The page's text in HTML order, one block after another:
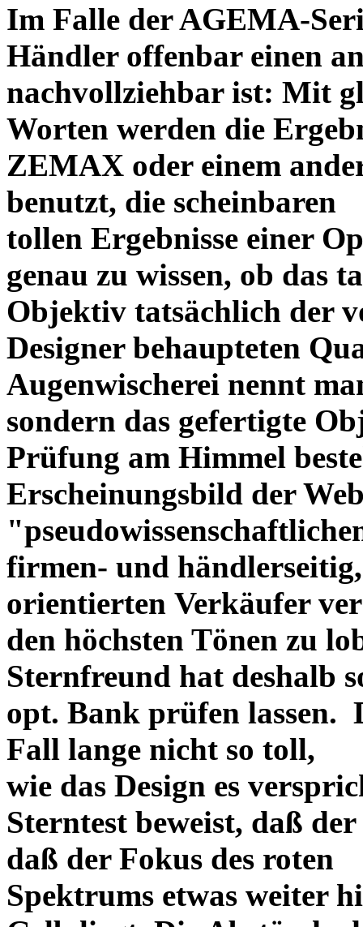
Im Falle der AGEMA-
Händler offenbar einen
nachvollziehbar ist: Mit
Worten werden die
ZEMAX oder einem
benutzt, die scheinbaren
tollen Ergebnisse einer
genau zu wissen, ob das
Objektiv tatsächlich der
Designer behaupteten
Augenwischerei nennt
sondern das gefertigte
Prüfung am Himmel
Erscheinungsbild der
firmen- und
orientierten Verkäufer
den höchsten Tönen zu
Sternfreund hat deshalb
opt. Bank prüfen lassen.
Fall lange nicht so toll,
wie das Design es
Sterntest beweist, daß
daß der Fokus des roten
Spektrums etwas weiter